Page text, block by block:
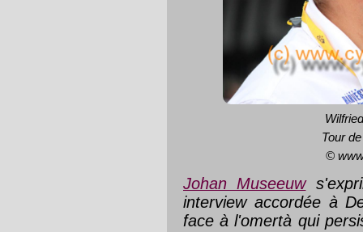
Tour
©
Johan Museeuw
interview accordée à
face à l'omertà qui